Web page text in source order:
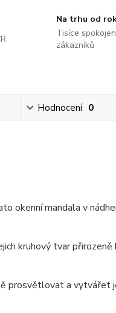
Na trhu od
Tisíce
zákazníků
Hodnocení 0
okenní mandala v
kruhový tvar
prosvětlovat a